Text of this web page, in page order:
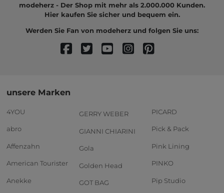
modeherz - Der Shop mit mehr als 2.000.000 Kunden.
Hier kaufen Sie sicher und bequem ein.
Werden Sie Fan von modeherz und folgen Sie uns:
unsere Marken
4YOU
abro
Affenzahn
American Tourister
Anekke
GERRY WEBER
GIANNI CHIARINI
Gola
Golden Head
GOT BAG
PICARD
Pick & Pack
Pink Lining
PINKO
Pip Studio